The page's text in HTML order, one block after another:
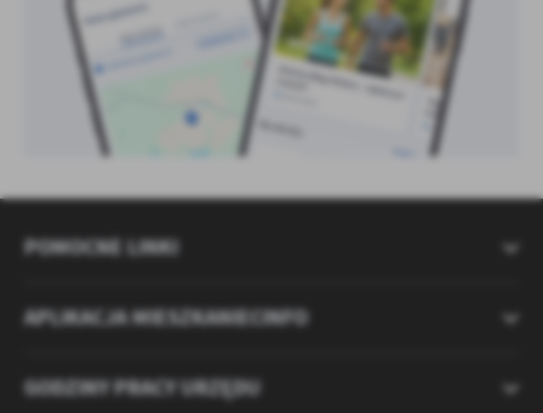
POMOCNE LINKI
APLIKACJA MIESZKANIECINFO
GODZINY PRACY URZĘDU